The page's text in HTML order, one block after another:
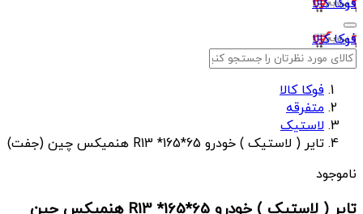
فوکا کالا
فوکا کالا
فوکا کالا
متفرقه
لاستیک
تایر ( لاستیک ) خودرو R13 *165*65 هنمیکس چین (جفت)
ناموجود
تایر ( لاستیک ) خودرو R13 *165*65 هنمیکس چین